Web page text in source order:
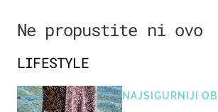
Ne propustite ni ovo
LIFESTYLE
NAJSIGURNIJI